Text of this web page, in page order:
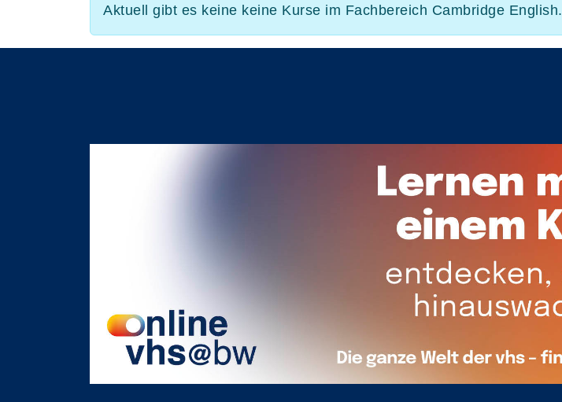
Aktuell gibt es keine keine Kurse im Fachbereich Cambridge English.